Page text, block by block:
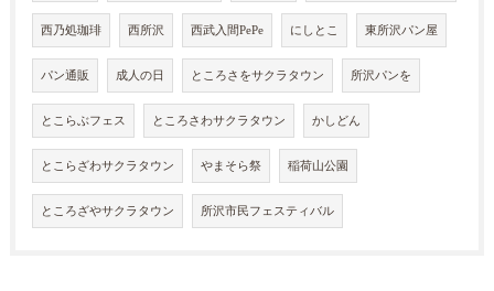
西乃処珈琲 西所沢 西武入間PePe にしとこ 東所沢パン屋
パン通販 成人の日 ところさをサクラタウン 所沢パンを
とこらぶフェス ところさわサクラタウン かしどん
とこらざわサクラタウン やまそら祭 稲荷山公園
ところざやサクラタウン 所沢市民フェスティバル